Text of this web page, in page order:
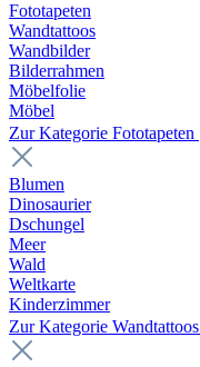
Fototapeten
Wandtattoos
Wandbilder
Bilderrahmen
Möbelfolie
Möbel
Zur Kategorie Fototapeten
Blumen
Dinosaurier
Dschungel
Meer
Wald
Weltkarte
Kinderzimmer
Zur Kategorie Wandtattoos